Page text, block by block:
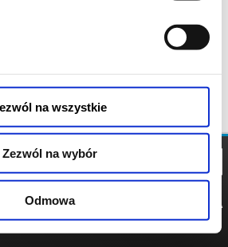
na wszystkie
Zezwól na wybór
Odmowa
POLITYKA
POLITYKA